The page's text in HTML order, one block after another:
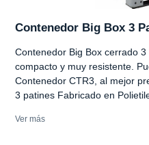
Contenedor Big Box 3
Contenedor Big Box cerrado
compacto y muy resistente.
Contenedor CTR3, al mejor
3 patines Fabricado en
Ver más